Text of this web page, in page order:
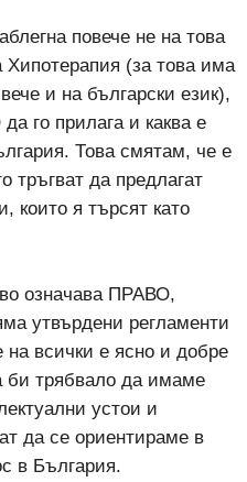
повече не на това
Хипотерапия (за това има
и на български език),
го прилага и каква е
Това смятам, че е
тръгват да предлагат
които я търсят като
означава ПРАВО,
утвърдени регламенти
всички е ясно и добре
би трябвало да имаме
устои и
да се ориентираме в
в България.